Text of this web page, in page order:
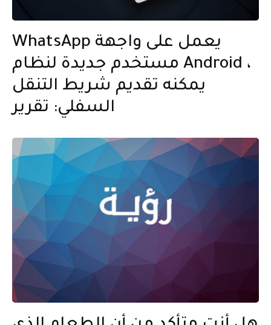
WhatsApp يعمل على واجهة
مستخدم جديدة لنظام Android ،
يمكنه تقديم شريط التنقل
السفلي: تقرير